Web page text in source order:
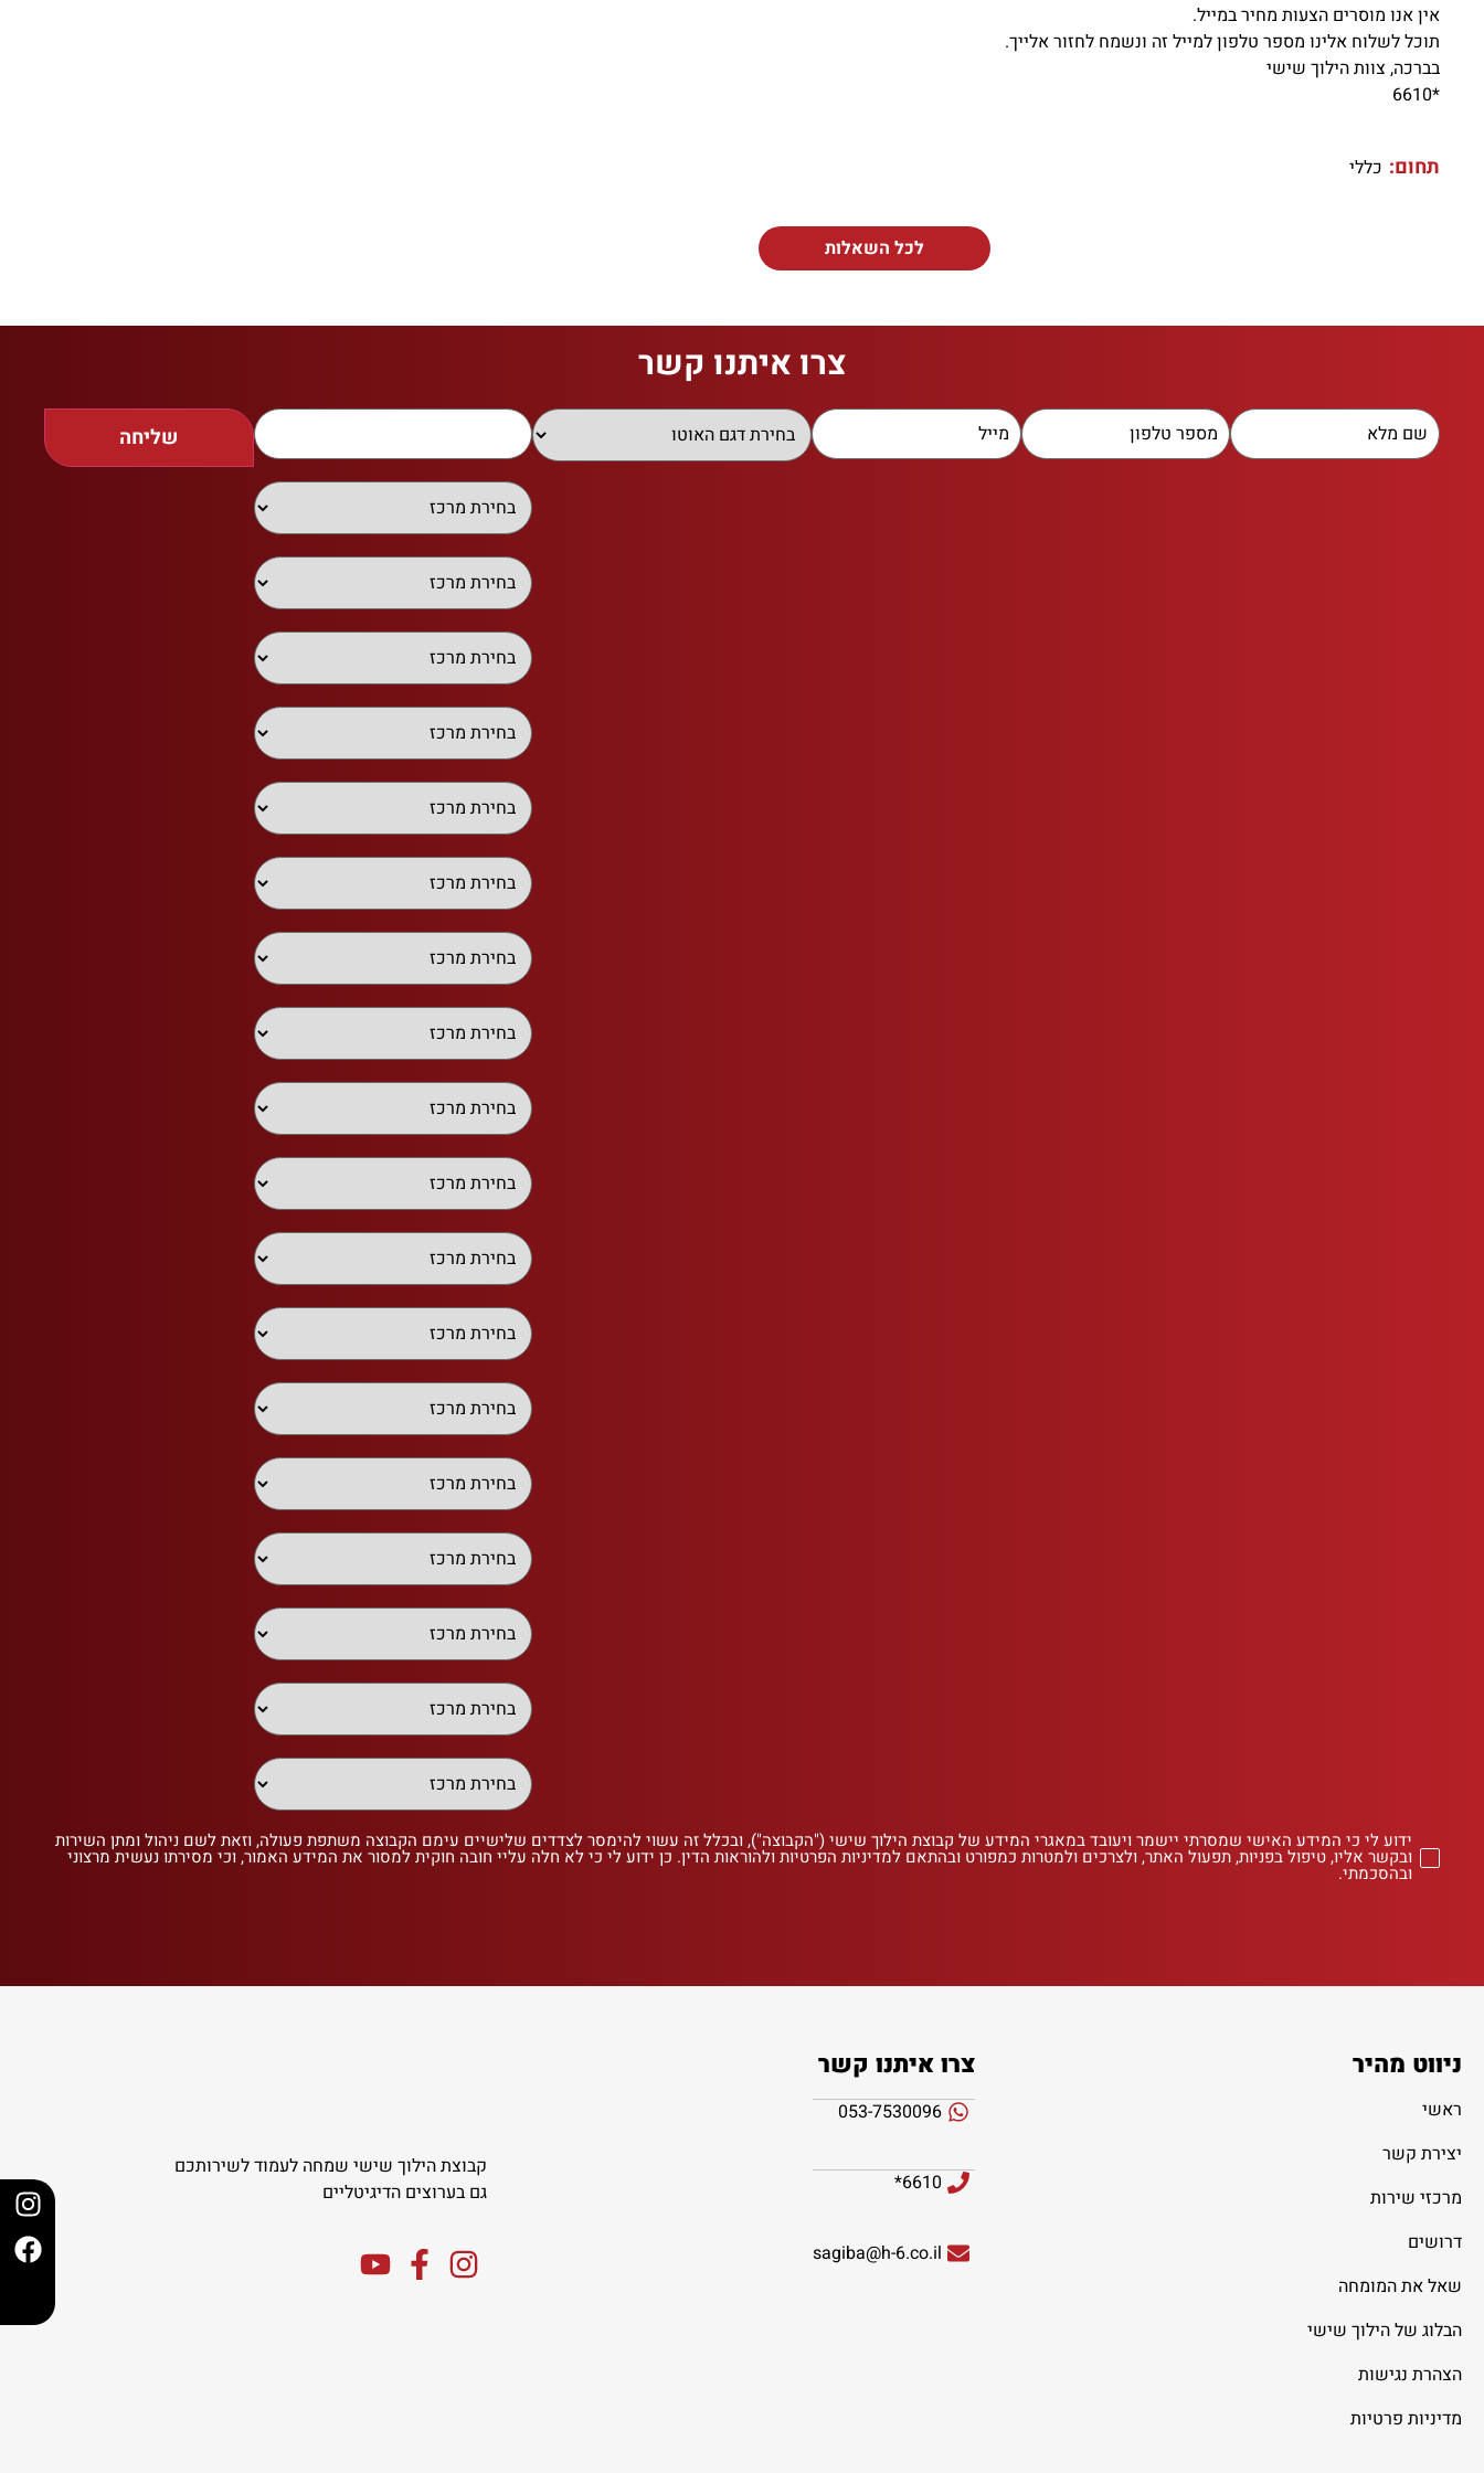
אין אנו מוסרים הצעות מחיר במייל.
תוכל לשלוח אלינו מספר טלפון למייל זה ונשמח לחזור אלייך.
בברכה, צוות הילוך שישי
*6610
תחום: כללי
לכל השאלות
צרו איתנו קשר
שליחה
ידוע לי כי המידע האישי שמסרתי יישמר ויעובד במאגרי המידע של קבוצת הילוך שישי ("הקבוצה"), ובכלל זה עשוי להימסר לצדדים שלישיים עימם הקבוצה משתפת פעולה, וזאת לשם ניהול ומתן השירות
ובקשר אליו, טיפול בפניות, תפעול האתר, ולצרכים ולמטרות כמפורט ובהתאם למדיניות הפרטיות ולהוראות הדין. כן ידוע לי כי לא חלה עליי חובה חוקית למסור את המידע האמור, וכי מסירתו נעשית מרצוני
ובהסכמתי.
ניווט מהיר
ראשי
יצירת קשר
מרכזי שירות
דרושים
שאל את המומחה
הבלוג של הילוך שישי
הצהרת נגישות
מדיניות פרטיות
צרו איתנו קשר
053-7530096
6610*
sagiba@h-6.co.il
קבוצת הילוך שישי שמחה לעמוד לשירותכם
גם בערוצים הדיגיטליים